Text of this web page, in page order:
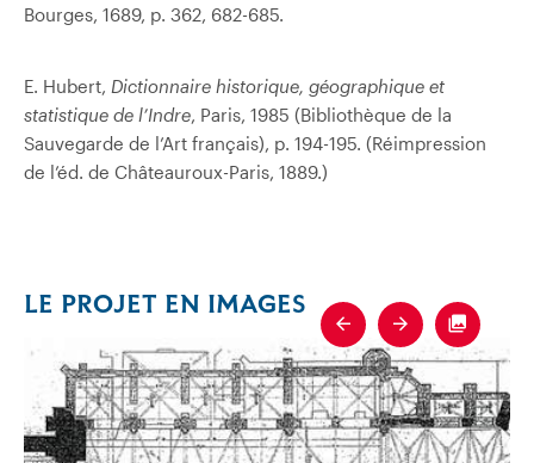
Bourges, 1689, p. 362, 682-685.
E. Hubert, Dictionnaire historique, géographique et
statistique de l’Indre, Paris, 1985 (Bibliothèque de la
Sauvegarde de l’Art français), p. 194-195. (Réimpression
de l’éd. de Châteauroux-Paris, 1889.)
LE PROJET EN IMAGES
Previous
Next